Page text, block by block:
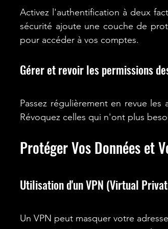
Activez l'authentification à deux
sécurité ajoute une couche de
pour accéder à vos comptes.
Gérer et revoir les permissions
Passez régulièrement en revue
Révoquez celles qui n'ont plus
Protéger Vos Données et
Utilisation d'un VPN (Virtual
Un VPN peut masquer votre